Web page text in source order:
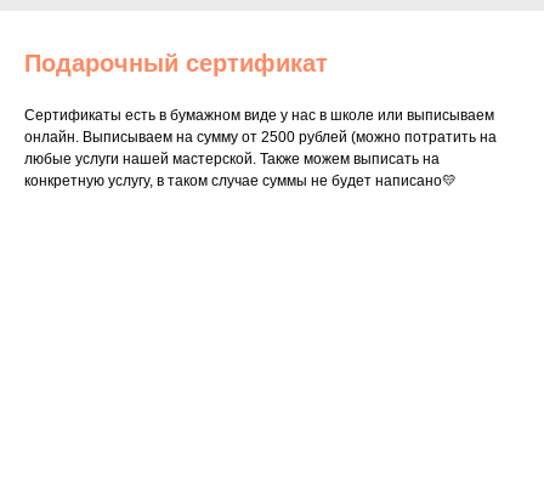
Подарочный сертификат
Сертификаты есть в бумажном виде у нас в школе или выписываем
онлайн. Выписываем на сумму от 2500 рублей (можно потратить на
любые услуги нашей мастерской. Также можем выписать на
конкретную услугу, в таком случае суммы не будет написано💛